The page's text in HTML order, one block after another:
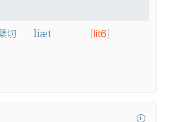
切 liæt [lit6]